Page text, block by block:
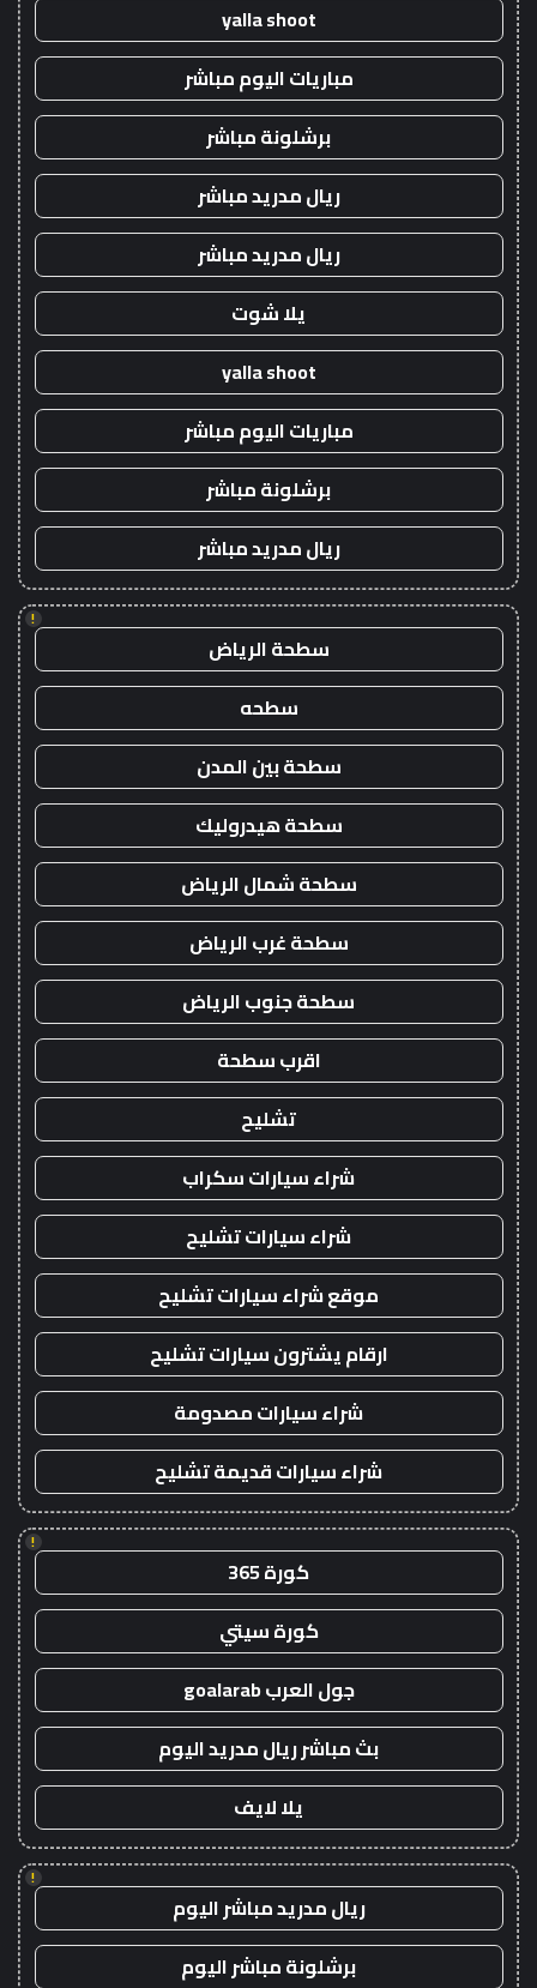
yalla shoot
مباريات اليوم مباشر
برشلونة مباشر
ريال مدريد مباشر
ريال مدريد مباشر
يلا شوت
yalla shoot
مباريات اليوم مباشر
برشلونة مباشر
ريال مدريد مباشر
!
سطحة الرياض
سطحه
سطحة بين المدن
سطحة هيدروليك
سطحة شمال الرياض
سطحة غرب الرياض
سطحة جنوب الرياض
اقرب سطحة
تشليح
شراء سيارات سكراب
شراء سيارات تشليح
موقع شراء سيارات تشليح
ارقام يشترون سيارات تشليح
شراء سيارات مصدومة
شراء سيارات قديمة تشليح
!
كورة 365
كورة سيتي
جول العرب goalarab
بث مباشر ريال مدريد اليوم
يلا لايف
!
ريال مدريد مباشر اليوم
برشلونة مباشر اليوم